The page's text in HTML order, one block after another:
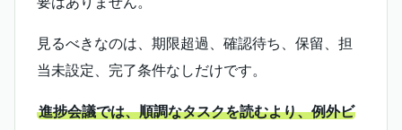
見るべきなのは、期限超過、確認待ち、保留、担
当未設定、完了条件なしだけです。
進捗会議では、順調なタスクを読むより、例外ビ